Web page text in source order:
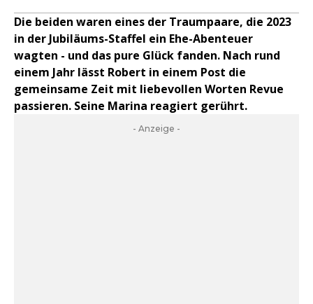
Die beiden waren eines der Traumpaare, die 2023
in der Jubiläums-Staffel ein Ehe-Abenteuer
wagten - und das pure Glück fanden. Nach rund
einem Jahr lässt Robert in einem Post die
gemeinsame Zeit mit liebevollen Worten Revue
passieren. Seine Marina reagiert gerührt.
- Anzeige -